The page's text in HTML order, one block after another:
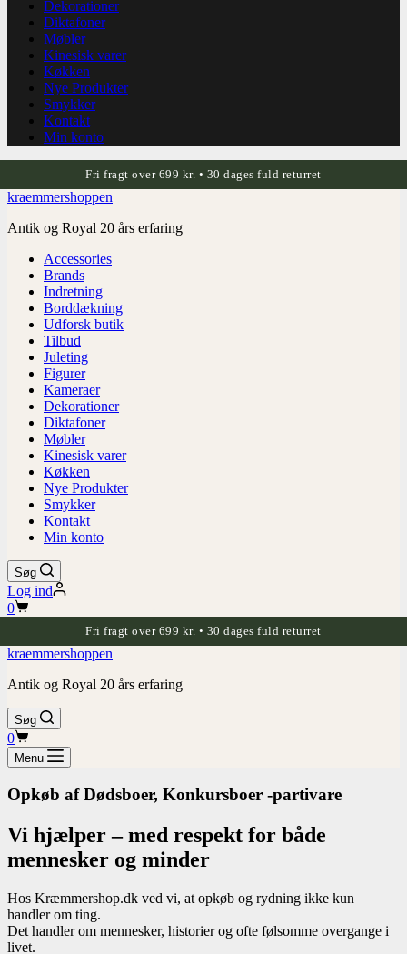
Dekorationer
Diktafoner
Møbler
Kinesisk varer
Køkken
Nye Produkter
Smykker
Kontakt
Min konto
Fri fragt over 699 kr. • 30 dages fuld returret
kraemmershoppen
Antik og Royal 20 års erfaring
Accessories
Brands
Indretning
Borddækning
Udforsk butik
Tilbud
Juleting
Figurer
Kameraer
Dekorationer
Diktafoner
Møbler
Kinesisk varer
Køkken
Nye Produkter
Smykker
Kontakt
Min konto
Søg
Log ind
Indkøbskurv
0
Fri fragt over 699 kr. • 30 dages fuld returret
kraemmershoppen
Antik og Royal 20 års erfaring
Søg
Indkøbskurv
0
Menu
Opkøb af Dødsboer, Konkursboer -partivare
Vi hjælper – med respekt for både
mennesker og minder
Hos Kræmmershop.dk ved vi, at opkøb og rydning ikke kun
handler om ting.
Det handler om mennesker, historier og ofte følsomme overgange i
livet.